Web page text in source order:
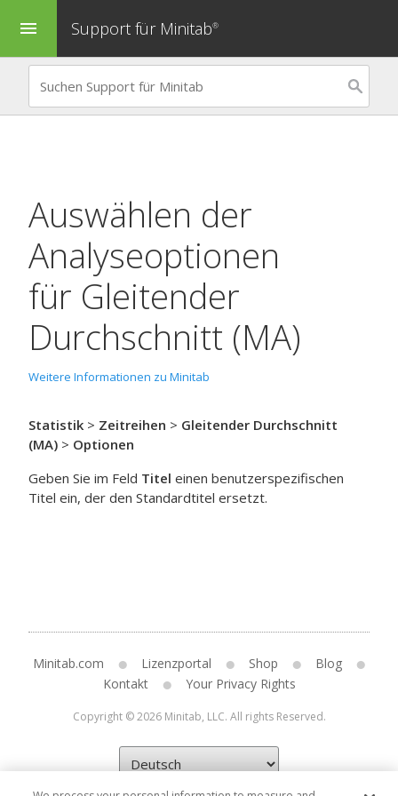
menu Support für Minitab®
Auswählen der
Analyseoptionen
für Gleitender
Durchschnitt (MA)
Weitere Informationen zu Minitab
Statistik > Zeitreihen > Gleitender Durchschnitt
(MA) > Optionen
Geben Sie im Feld Titel einen benutzerspezifischen
Titel ein, der den Standardtitel ersetzt.
Minitab.com Lizenzportal Shop
Blog
Kontakt
Your Privacy Rights
Copyright © 2026 Minitab, LLC. All rights Reserved.